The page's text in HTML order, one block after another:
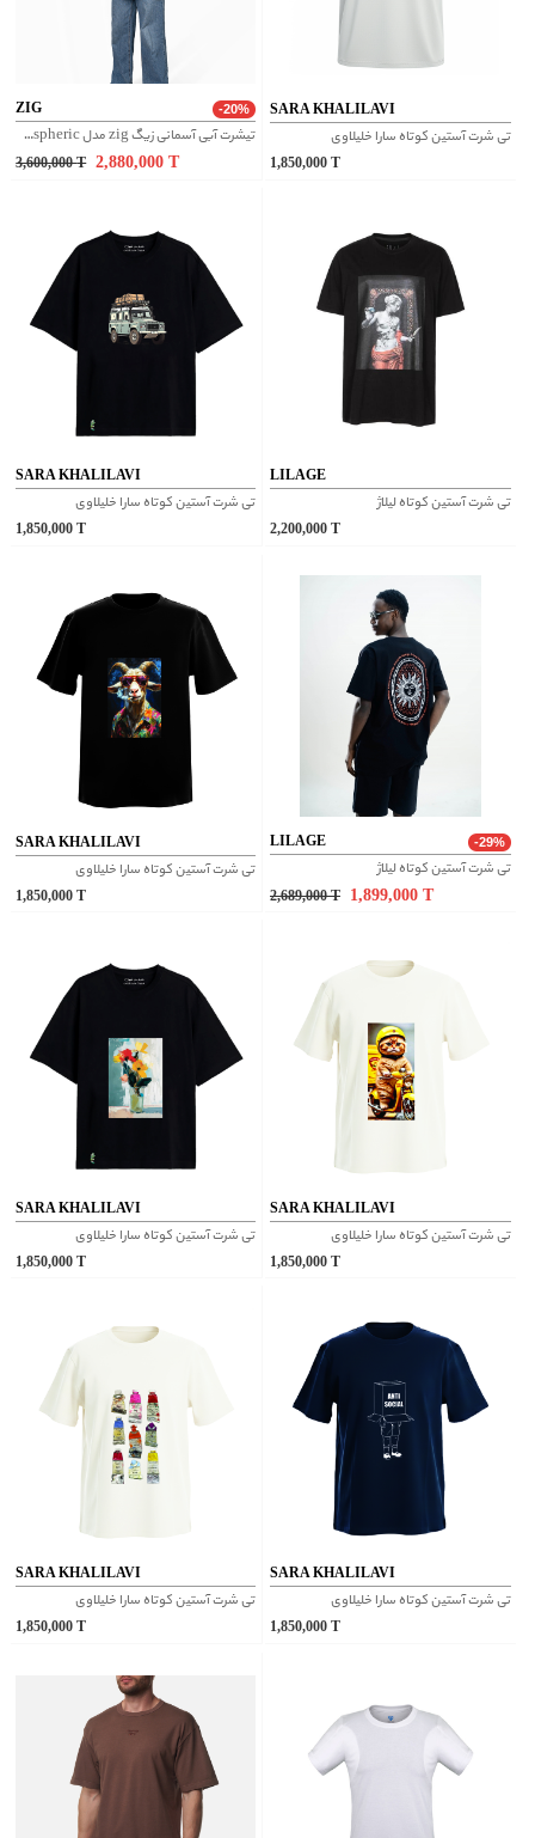
ZIG -20%
تیشرت آبی آسمانی زیگ zig مدل Atmospheric کد 480
3,600,000 T 2,880,000
SARA KHALILAVI
تی شرت آستین کوتاه سارا خلیلاوی
1,850,000
SARA KHALILAVI
تی شرت آستین کوتاه سارا خلیلاوی
1,850,000
LILAGE
تی شرت آستین کوتاه لیلاژ
2,200,000
SARA KHALILAVI
تی شرت آستین کوتاه سارا خلیلاوی
1,850,000
LILAGE -29%
تی شرت آستین کوتاه لیلاژ
2,689,000 T 1,899,000
SARA KHALILAVI
تی شرت آستین کوتاه سارا خلیلاوی
1,850,000
SARA KHALILAVI
تی شرت آستین کوتاه سارا خلیلاوی
1,850,000
SARA KHALILAVI
تی شرت آستین کوتاه سارا خلیلاوی
1,850,000
SARA KHALILAVI
تی شرت آستین کوتاه سارا خلیلاوی
1,850,000